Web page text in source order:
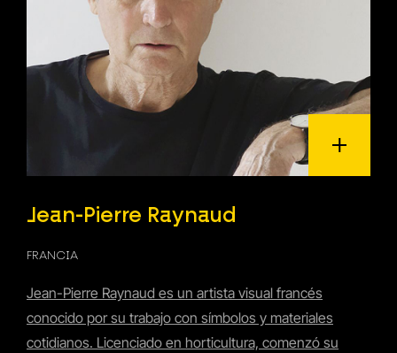
Jean-Pierre Raynaud
FRANCIA
Jean-Pierre Raynaud es un artista visual francés
conocido por su trabajo con símbolos y materiales
cotidianos. Licenciado en horticultura, comenzó su